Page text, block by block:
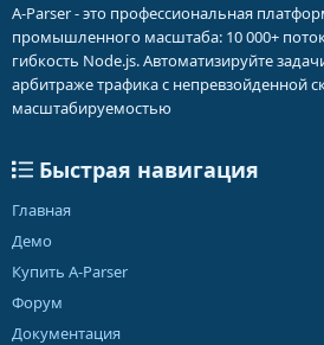
A-Parser - это профессиональная
промышленного масштаба: 10 000+
гибкость Node.js. Автоматизируйте
арбитраже трафика с непревзойденной
масштабируемостью
Быстрая навигация
Главная
Демо
Купить A-Parser
Форум
Документация